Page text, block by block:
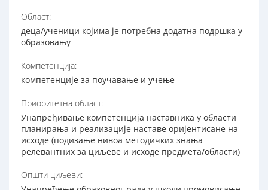
Област:
деца/ученици којима је потребна додатна подршка у
образовању
Компетенција:
компетенције за поучавање и учење
Приоритетна област:
Унапређивање компетенција наставника у области
планирања и реализације наставе оријентисане на
исходе (подизање нивоа методичких знања
релевантних за циљеве и исходе предмета/области)
Општи циљеви: